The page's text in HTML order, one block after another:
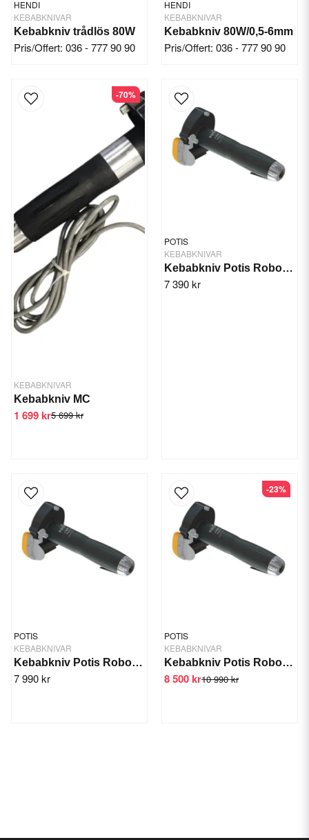
HENDI
KEBABKNIVAR
Kebabkniv trådlös 80W
Pris/Offert: 036 - 777 90 90
HENDI
KEBABKNIVAR
Kebabkniv 80W/0,5-6mm
Pris/Offert: 036 - 777 90 90
KEBABKNIVAR
Kebabkniv MC
5 699 kr
1 699 kr
-70%
POTIS
KEBABKNIVAR
Kebabkniv Potis Robocut H 7000
7 390 kr
POTIS
KEBABKNIVAR
Kebabkniv Potis Robocut H 8000
7 990 kr
POTIS
KEBABKNIVAR
Kebabkniv Potis Robocut R 9000
10 990 kr
8 500 kr
-23%